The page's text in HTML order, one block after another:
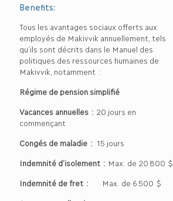
Benefits:
Tous les avantages sociaux offerts aux
employés de Makivvik annuellement, tels
qu’ils sont décrits dans le Manuel des
politiques des ressources humaines de
Makivvik, notamment :
Régime de pension simplifié
Vacances annuelles : 20 jours en
commençant
Congés de maladie : 15 jours
Indemnité d’isolement : Max. de 20 800 $
Indemnité de fret : Max. de 6 500 $